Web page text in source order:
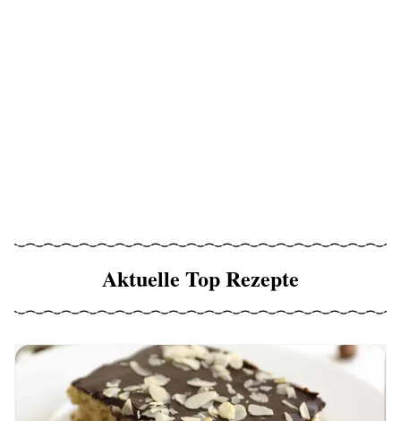
Aktuelle Top Rezepte